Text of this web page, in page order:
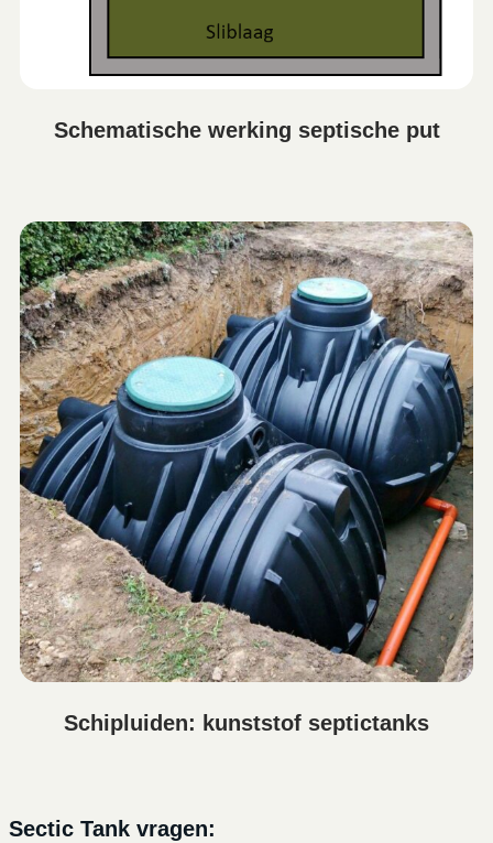
Schematische werking septische put
Schipluiden: kunststof septictanks
Sectic Tank vragen: